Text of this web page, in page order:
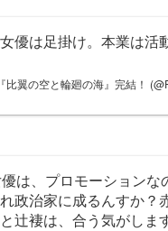
優は足掛け。本業は活
比翼の空と輪廻の海』完結！
は、プロモーションな
政治家に成るんすか？
辻褄は、合う気がします